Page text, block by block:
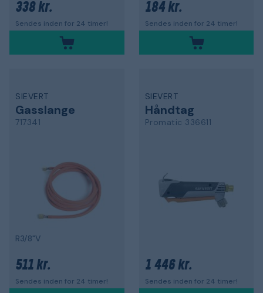
338 kr.
Sendes inden for 24 timer!
184 kr.
Sendes inden for 24 timer!
SIEVERT
Gasslange
717341
R3/8"V
511 kr.
Sendes inden for 24 timer!
SIEVERT
Håndtag
Promatic 336611
1 446 kr.
Sendes inden for 24 timer!